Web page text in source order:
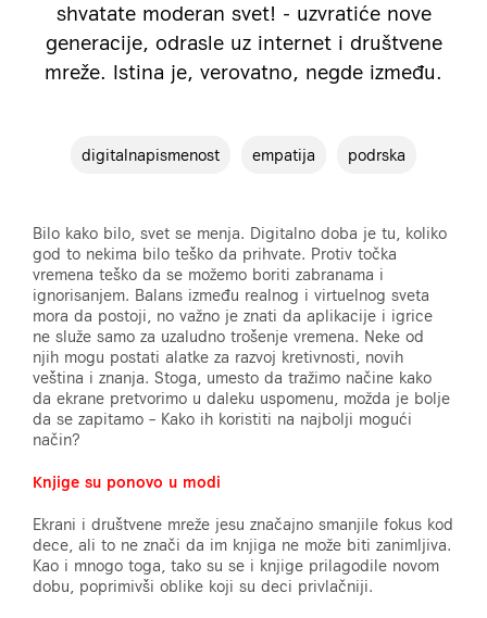
shvatate moderan svet! - uzvratiće nove
generacije, odrasle uz internet i društvene
mreže. Istina je, verovatno, negde između.
digitalnapismenost empatija podrska
Bilo kako bilo, svet se menja. Digitalno doba je tu, koliko
god to nekima bilo teško da prihvate. Protiv točka
vremena teško da se možemo boriti zabranama i
ignorisanjem. Balans između realnog i virtuelnog sveta
mora da postoji, no važno je znati da aplikacije i igrice
ne služe samo za uzaludno trošenje vremena. Neke od
njih mogu postati alatke za razvoj kretivnosti, novih
veština i znanja. Stoga, umesto da tražimo načine kako
da ekrane pretvorimo u daleku uspomenu, možda je bolje
da se zapitamo – Kako ih koristiti na najbolji mogući
način?
Knjige su ponovo u modi
Ekrani i društvene mreže jesu značajno smanjile fokus kod
dece, ali to ne znači da im knjiga ne može biti zanimljiva.
Kao i mnogo toga, tako su se i knjige prilagodile novom
dobu, poprimivši oblike koji su deci privlačniji.